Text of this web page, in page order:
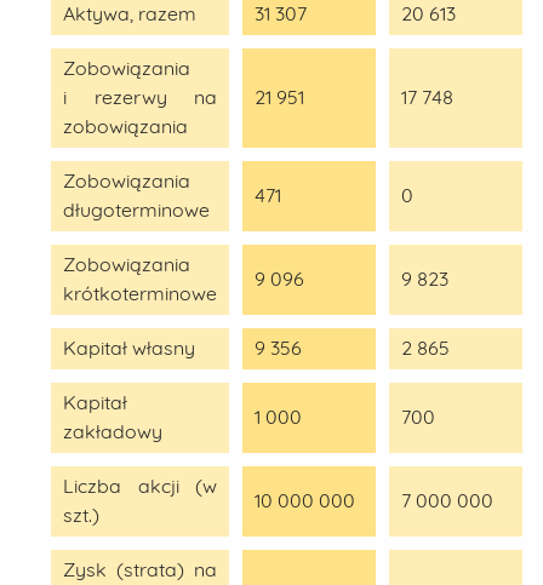
Aktywa, razem 31 307 20 613
Zobowiązania
i rezerwy na
zobowiązania
21 951 17 748
Zobowiązania
długoterminowe
471 0
Zobowiązania
krótkoterminowe
9 096 9 823
Kapitał własny 9 356 2 865
Kapitał
zakładowy
1 000 700
Liczba akcji (w
szt.)
10 000 000 7 000 000
Zysk (strata) na